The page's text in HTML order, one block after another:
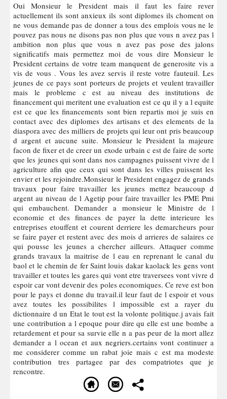
Oui Monsieur le President mais il faut les faire rever
actuellement ils sont anxieux ils sont diplomes ils choment on
ne vous demande pas de donner a tous des emplois vous ne le
pouvez pas nous ne disons pas non plus que vous n avez pas l
ambition non plus que vous n avez pas pose des jalons
significatifs mais permettez moi de vous dire Monsieur le
President certains de votre team manquent de generosite vis a
vis de vous . Vous les avez servis il reste votre fauteuil. Les
jeunes de ce pays sont porteurs de projets et veulent travailler
mais le probleme c est au niveau des institutions de
financement qui meritent une evaluation est ce qu il y a l equite
est ce que les financements sont bien repartis moi je suis en
contact avec des diplomes des artisans et des elements de la
diaspora avec des milliers de projets qui leur ont pris beaucoup
d argent et aucune suite. Monsieur le President la majeure
facon de fixer et de creer un exode urbain c est de faire de sorte
que les jeunes qui sont dans nos campagnes puissent vivre de l
agriculture afin que ceux qui sont dans les villes puissent les
envier et les rejoindre.Monsieur le President engagez de grands
travaux pour faire travailler les jeunes mettez beaucoup d
argent au niveau de l Agetip pour faire travailler les PME Pmi
qui embauchent. Demander a monsieur le Ministre de l
economie et des finances de payer la dette interieure les
entreprises etouffent et courent derriere les demarcheurs pour
se faire payer et restent avec des mois d arrieres de salaires ce
qui pousse les jeunes a chercher ailleurs. Attaquer comme
grands travaux la maitrise de l eau en reprenant le canal du
baol et le chemin de fer Saint louis dakar kaolack les gens vont
travailler et toutes les gares qui vont etre traversees vont vivre d
espoir car vont devenir des poles economiques. Ce reve est bon
pour le pays et donne du travail.il leur faut de l espoir et vous
avez toutes les possibilites l impossible est a rayer du
dictionnaire d un Etat le tout est la volonte politique.j avais fait
une contribution a l epoque pour dire qu elle est une bombe a
retardement et pour sa survie elle n a pas peur de la mort allez
demander a l ocean et aux negriers.certains vont continuer a
me considerer comme un rabat joie mais c est ma modeste
contribution tres partagee par des compatriotes que je
rencontre.